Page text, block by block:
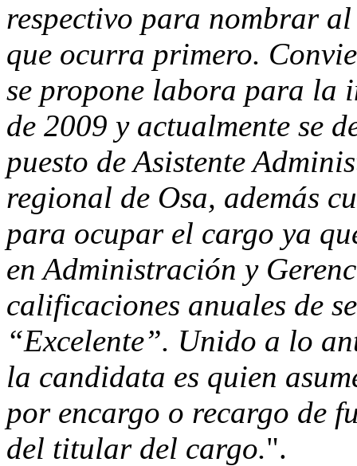
respectivo para nombrar
que ocurra primero.
se propone labora para la
de 2009 y actualmente se
puesto de Asistente
regional de Osa, además
para ocupar el cargo ya
en Administración y
calificaciones anuales de
“Excelente”. Unido a lo
la candidata es quien
por encargo o recargo de
del titular del cargo.".